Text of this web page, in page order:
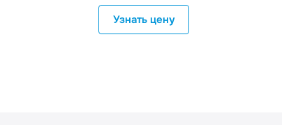
Узнать цену